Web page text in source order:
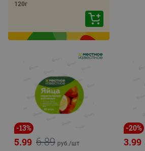
120г
-13%
6.89
5.99 руб./шт
-20%
3.99